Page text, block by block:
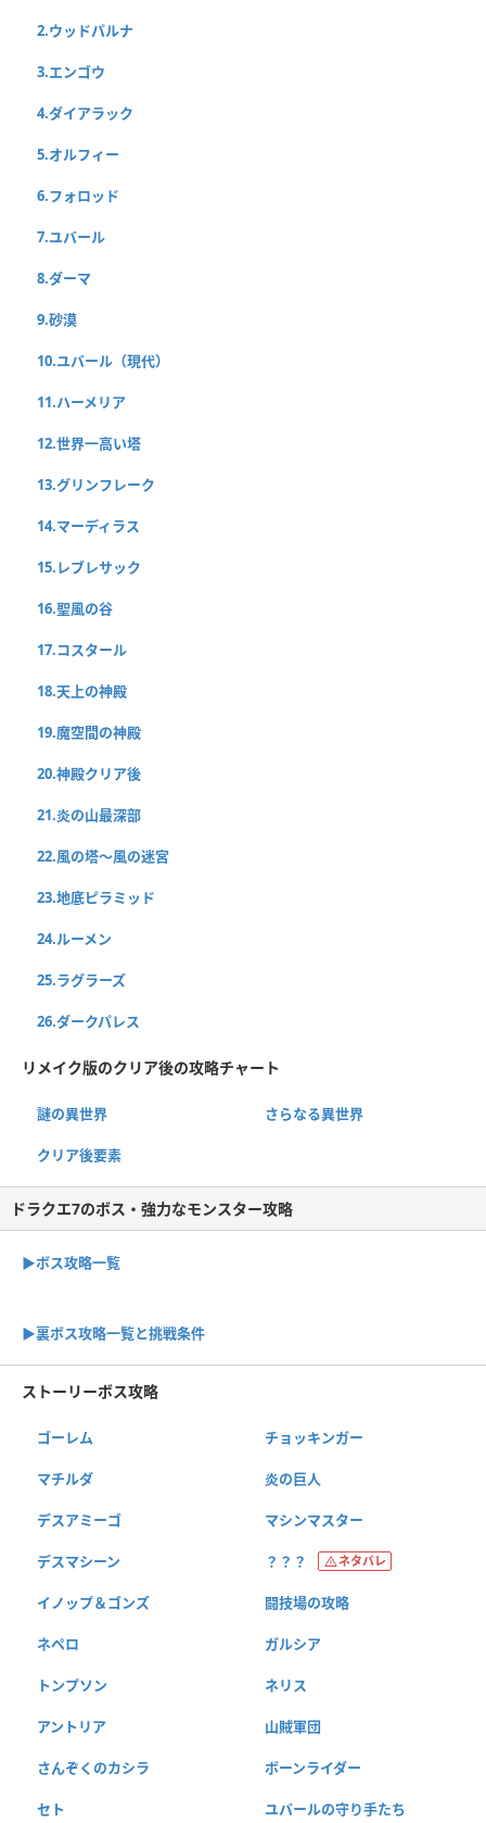
2.ウッドパルナ
3.エンゴウ
4.ダイアラック
5.オルフィー
6.フォロッド
7.ユバール
8.ダーマ
9.砂漠
10.ユバール（現代）
11.ハーメリア
12.世界一高い塔
13.グリンフレーク
14.マーディラス
15.レブレサック
16.聖風の谷
17.コスタール
18.天上の神殿
19.魔空間の神殿
20.神殿クリア後
21.炎の山最深部
22.風の塔〜風の迷宮
23.地底ピラミッド
24.ルーメン
25.ラグラーズ
26.ダークパレス
リメイク版のクリア後の攻略チャート
謎の異世界 さらなる異世界
クリア後要素
ドラクエ7のボス・強力なモンスター攻略
▶ボス攻略一覧
▶裏ボス攻略一覧と挑戦条件
ストーリーボス攻略
ゴーレム チョッキンガー
マチルダ 炎の巨人
デスアミーゴ マシンマスター
デスマシーン ？？？ ネタバレ
イノップ＆ゴンズ 闘技場の攻略
ネペロ ガルシア
トンプソン ネリス
アントリア 山賊軍団
さんぞくのカシラ ボーンライダー
セト ユバールの守り手たち